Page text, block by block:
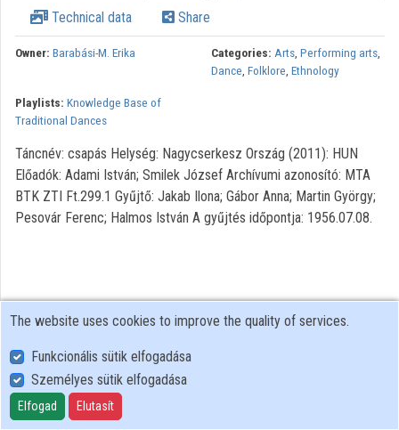
Organization playlists
Contributors
Technical data Share
Owner: Barabási-M. Erika Categories: Arts, Performing arts,
Dance, Folklore, Ethnology
Playlists: Knowledge Base of
Traditional Dances
Táncnév: csapás Helység: Nagycserkesz Ország (2011): HUN
Előadók: Adami István; Smilek József Archívumi azonosító: MTA
BTK ZTI Ft.299.1 Gyűjtő: Jakab Ilona; Gábor Anna; Martin György;
Pesovár Ferenc; Halmos István A gyűjtés időpontja: 1956.07.08.
User Policy
Adatkezelési tájékoztató (en)
Cookie Policy
The website uses cookies to improve the quality of services.
Funkcionális sütik elfogadása
Személyes sütik elfogadása
Elfogad Elutasít